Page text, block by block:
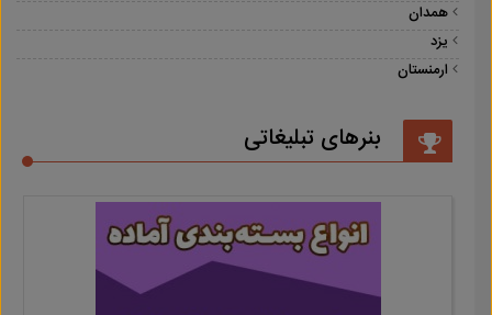
همدان
یزد
ارمنستان
بنرهای تبلیغاتی